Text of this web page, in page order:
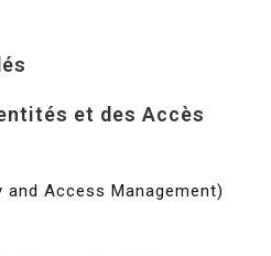
et des Accès
and Access Management)